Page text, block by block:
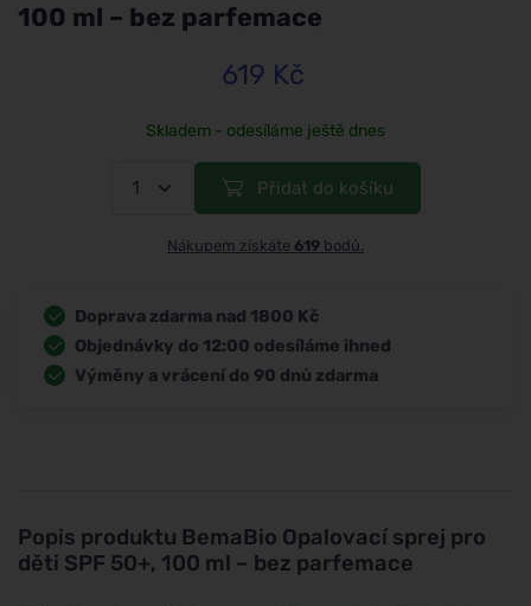
Popis produktu BemaBio Opalovací sprej pro
děti SPF 50+, 100 ml – bez parfemace
100 ml – bez parfemace
619 Kč
Skladem - odesíláme ještě dnes
Přidat do košíku
Nákupem získáte 619 bodů.
Doprava zdarma nad 1800 Kč
Objednávky do 12:00 odesíláme ihned
Výměny a vrácení do 90 dnů zdarma